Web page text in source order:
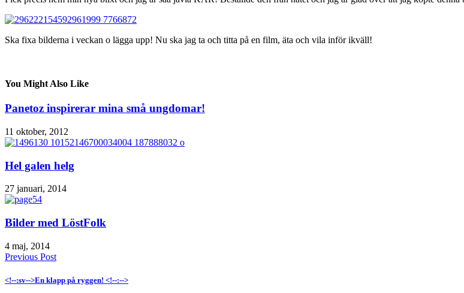
Ska fixa bilderna i veckan o lägga upp! Nu ska jag ta och titta på en film, äta och vila inför ikväll!
You Might Also Like
Panetoz inspirerar mina små ungdomar!
11 oktober, 2012
Hel galen helg
27 januari, 2014
Bilder med LöstFolk
4 maj, 2014
Previous Post
<!--:sv-->En klapp på ryggen! <!--:-->